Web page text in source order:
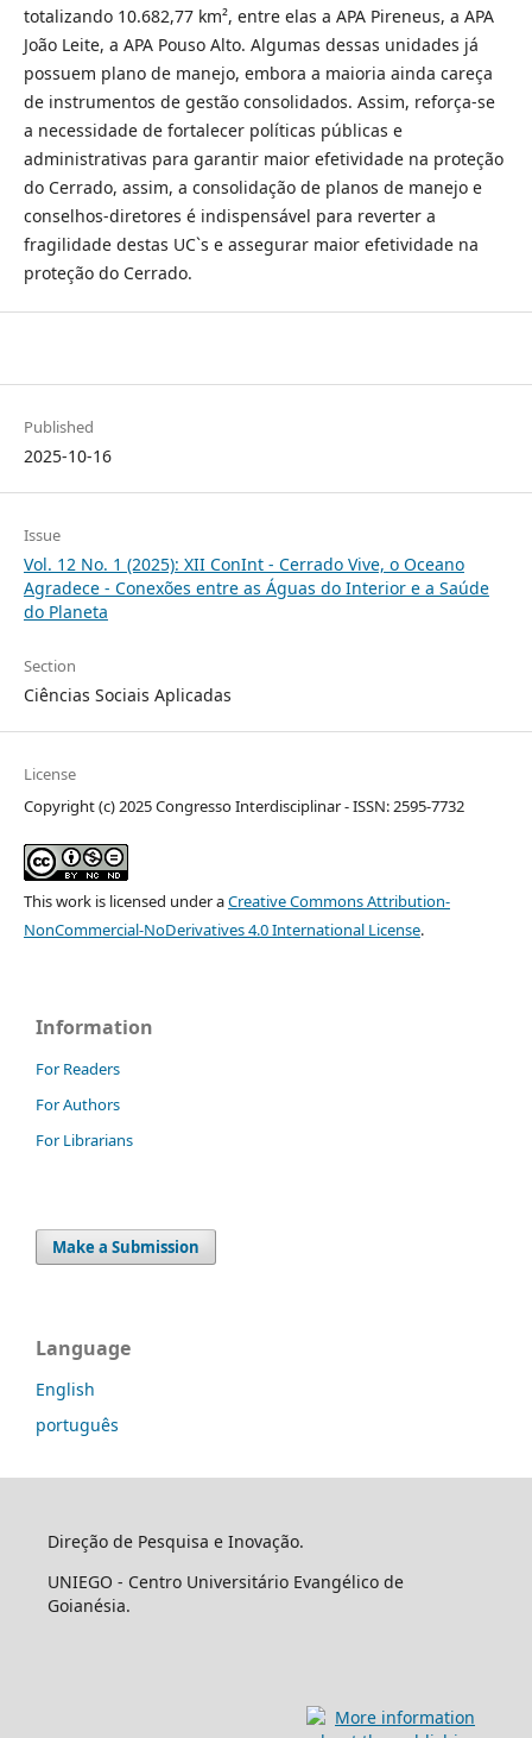
totalizando 10.682,77 km², entre elas a APA Pireneus, a APA
João Leite, a APA Pouso Alto. Algumas dessas unidades já
possuem plano de manejo, embora a maioria ainda careça
de instrumentos de gestão consolidados. Assim, reforça-se
a necessidade de fortalecer políticas públicas e
administrativas para garantir maior efetividade na proteção
do Cerrado, assim, a consolidação de planos de manejo e
conselhos-diretores é indispensável para reverter a
fragilidade destas UC`s e assegurar maior efetividade na
proteção do Cerrado.
Published
2025-10-16
Issue
Vol. 12 No. 1 (2025): XII ConInt - Cerrado Vive, o Oceano
Agradece - Conexões entre as Águas do Interior e a Saúde
do Planeta
Section
Ciências Sociais Aplicadas
License
Copyright (c) 2025 Congresso Interdisciplinar - ISSN: 2595-7732
This work is licensed under aCreative Commons Attribution-
NonCommercial-NoDerivatives 4.0 International License.
Information
For Readers
For Authors
For Librarians
Make a Submission
Language
English
português
Direção de Pesquisa e Inovação.
UNIEGO - Centro Universitário Evangélico de
Goianésia.